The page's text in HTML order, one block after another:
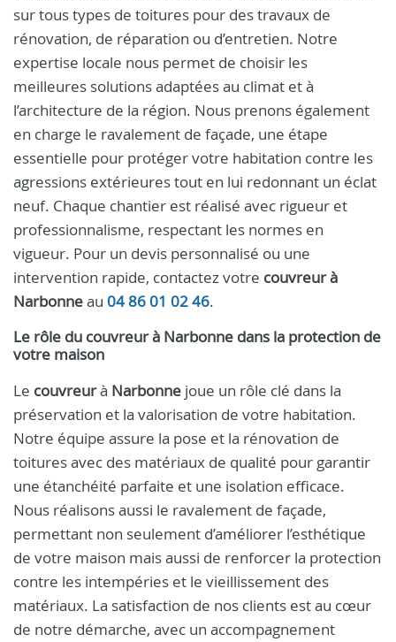
sur tous types de toitures pour des travaux de
rénovation, de réparation ou d’entretien. Notre
expertise locale nous permet de choisir les
meilleures solutions adaptées au climat et à
l’architecture de la région. Nous prenons également
en charge le ravalement de façade, une étape
essentielle pour protéger votre habitation contre les
agressions extérieures tout en lui redonnant un éclat
neuf. Chaque chantier est réalisé avec rigueur et
professionnalisme, respectant les normes en
vigueur. Pour un devis personnalisé ou une
intervention rapide, contactez votre couvreur à
Narbonneau 04 86 01 02 46.
Le rôle du couvreurà Narbonne dans la protection de
votre maison
Le couvreurà Narbonne joue un rôle clé dans la
préservation et la valorisation de votre habitation.
Notre équipe assure la pose et la rénovation de
toitures avec des matériaux de qualité pour garantir
une étanchéité parfaite et une isolation efficace.
Nous réalisons aussi le ravalement de façade,
permettant non seulement d’améliorer l’esthétique
de votre maison mais aussi de renforcer la protection
contre les intempéries et le vieillissement des
matériaux. La satisfaction de nos clients est au cœur
de notre démarche, avec un accompagnement